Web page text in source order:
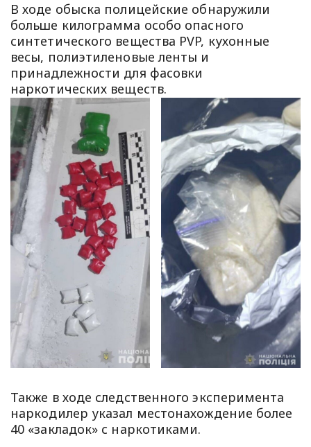
В ходе обыска полицейские обнаружили
больше килограмма особо опасного
синтетического вещества PVP, кухонные
весы, полиэтиленовые ленты и
принадлежности для фасовки
наркотических веществ.
Также в ходе следственного эксперимента
наркодилер указал местонахождение более
40 «закладок» с наркотиками.